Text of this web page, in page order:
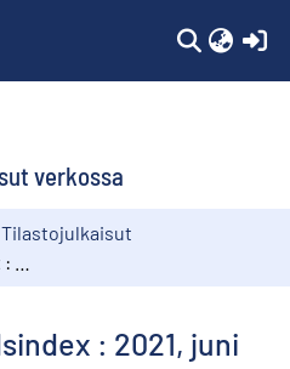
verkossa
Tilastojulkaisut
: 2021, juni